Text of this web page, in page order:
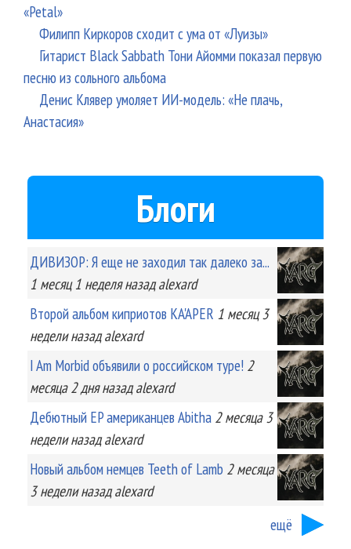
«Petal»
Филипп Киркоров сходит с ума от «Луизы»
Гитарист Black Sabbath Тони Айомми показал первую
песню из сольного альбома
Денис Клявер умоляет ИИ-модель: «Не плачь,
Анастасия»
Блоги
ДИВИЗОР: Я еще не заходил так далеко за...
1 месяц 1 неделяназад alexard
Второй альбом киприотов KA'APER 1 месяц 3
неделиназад alexard
I Am Morbid объявили о российском туре! 2
месяца 2 дняназад alexard
Дебютный EP американцев Abitha 2 месяца 3
неделиназад alexard
Новый альбом немцев Teeth of Lamb 2 месяца
3 неделиназад alexard
ещё